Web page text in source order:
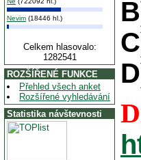
Nevim (18446 hl.)
Celkem hlasovalo:
1282541
ROZŠÍŘENÉ FUNKCE
Přehled všech anket
Rozšířené vyhledávání
Statistika návštevnosti